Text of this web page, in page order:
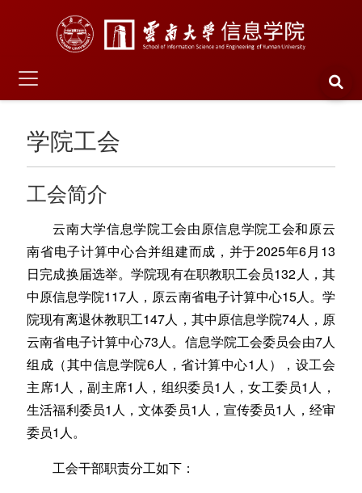
学院工会
工会简介
云南大学信息学院工会由原信息学院工会和原云
南省电子计算中心合并组建而成，并于2025年6月13
日完成换届选举。学院现有在职教职工会员132人，其
中原信息学院117人，原云南省电子计算中心15人。学
院现有离退休教职工147人，其中原信息学院74人，原
云南省电子计算中心73人。信息学院工会委员会由7人
组成（其中信息学院6人，省计算中心1人），设工会
主席1人，副主席1人，组织委员1人，女工委员1人，
生活福利委员1人，文体委员1人，宣传委员1人，经审
委员1人。
工会干部职责分工如下：